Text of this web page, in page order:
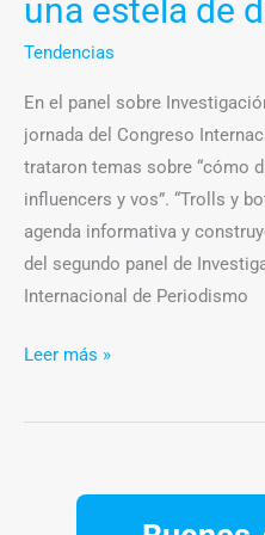
una estela de
Tendencias
En el panel sobre
jornada del Congreso
trataron temas sobre “cómo
influencers y vos”. “Trolls y
agenda informativa y
del segundo panel de
Internacional de Periodismo
estela
de
Leer más »